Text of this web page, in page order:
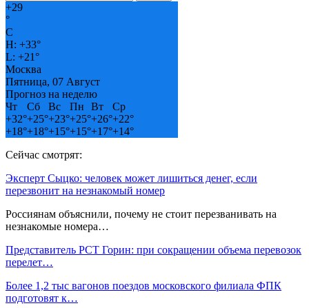
+29
°
C
H: +33°
L: +21°
Москва
Пятница, 07 Август
Прогноз на неделю
Чт
Сб Вс Пн Вт
Ср
+32°+25°+23°+25°+26°+22°
+18°+18°+15°+15°+17°+14°
Сейчас смотрят:
Эксперт Сыцко: человек может лишиться денег, если
перезвонит на незнакомый номер
Россиянам объяснили, почему не стоит перезванивать на
незнакомые номера…
Представитель РСТ Горин: при сокращении объема перевозок
перелет…
Более 1,2 тыс вагонов поездов московского филиала ФПК
подготовят к…